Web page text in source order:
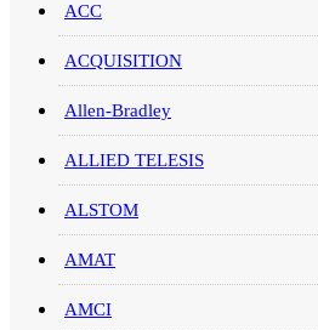
ACC
ACQUISITION
Allen-Bradley
ALLIED TELESIS
ALSTOM
AMAT
AMCI